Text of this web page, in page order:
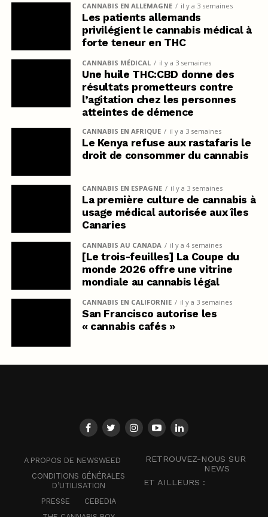
CANNABIS EN ALLEMAGNE il y a 3 semaines
Les patients allemands
privilégient le cannabis médical à
forte teneur en THC
CANNABIS MÉDICAL il y a 3 semaines
Une huile THC:CBD donne des
résultats prometteurs contre
l’agitation chez les personnes
atteintes de démence
CANNABIS EN AFRIQUE il y a 3 semaines
Le Kenya refuse aux rastafaris le
droit de consommer du cannabis
CANNABIS EN ESPAGNE il y a 3 semaines
La première culture de cannabis à
usage médical autorisée aux îles
Canaries
CANNABIS AU CANADA il y a 4 semaines
[Le trois-feuilles] La Coupe du
monde 2026 offre une vitrine
mondiale au cannabis légal
CANNABIS EN CALIFORNIE il y a 3 semaines
San Francisco autorise les
« cannabis cafés »
A PROPOS DE NEWSWEED
CONDITIONS GÉNÉRALES
D’UTILISATION
PRESSE
CEBEDIA
RETROUVEZ-NOUS SUR
NEWS
ET AILLEURS :